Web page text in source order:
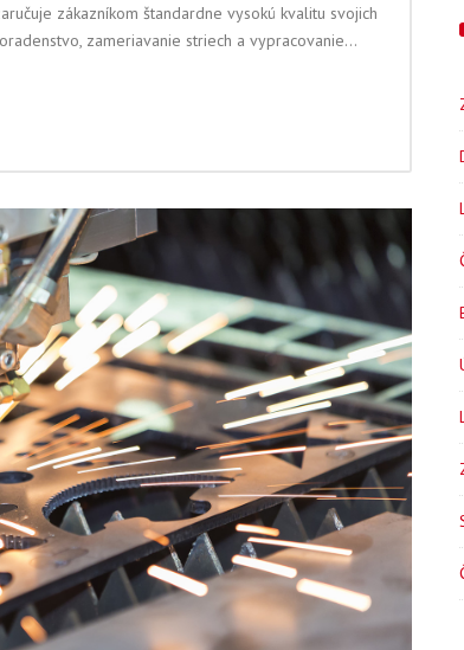
zákazníkom štandardne vysokú kvalitu svojich
zameriavanie striech a vypracovanie...